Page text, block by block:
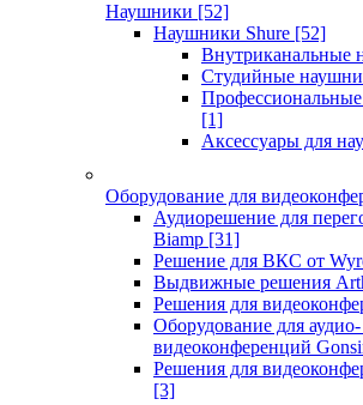
Наушники [52]
Наушники Shure [52]
Внутриканальные
Студийные
[1]
Аксессуары для
Оборудование для
Аудиорешение для
Biamp [31]
Решение для ВКС от
Выдвижные решения
Решения для
Оборудование для
видеоконференций
Решения для
[3]